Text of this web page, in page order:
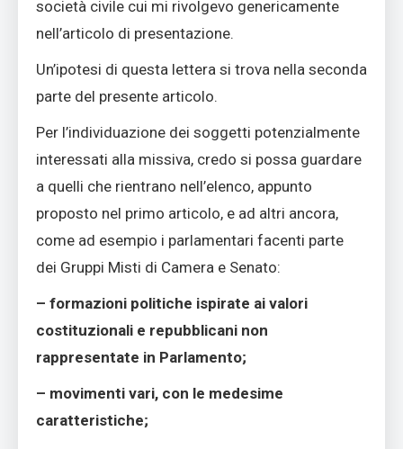
società civile cui mi rivolgevo genericamente
nell’articolo di presentazione.
Un’ipotesi di questa lettera si trova nella seconda
parte del presente articolo.
Per l’individuazione dei soggetti potenzialmente
interessati alla missiva, credo si possa guardare
a quelli che rientrano nell’elenco, appunto
proposto nel primo articolo, e ad altri ancora,
come ad esempio i parlamentari facenti parte
dei Gruppi Misti di Camera e Senato:
– formazioni politiche ispirate ai valori
costituzionali e repubblicani non
rappresentate in Parlamento;
– movimenti vari, con le medesime
caratteristiche;